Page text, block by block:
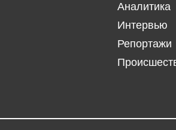
Аналитика
Интервью
Репортажи